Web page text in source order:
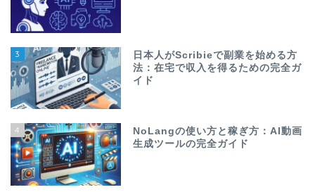
3
日本人がScribieで副業を始める方
法：在宅で収入を得るための完全ガ
イド
4
NoLangの使い方と稼ぎ方：AI動画
生成ツールの完全ガイド